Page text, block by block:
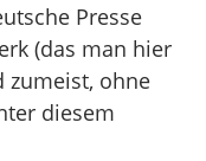
Presse
(das man hier
zumeist, ohne
diesem